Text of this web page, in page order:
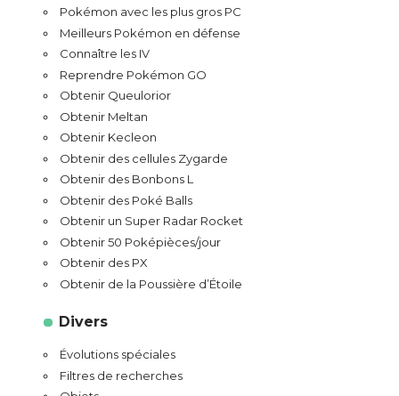
Pokémon avec les plus gros PC
Meilleurs Pokémon en défense
Connaître les IV
Reprendre Pokémon GO
Obtenir Queulorior
Obtenir Meltan
Obtenir Kecleon
Obtenir des cellules Zygarde
Obtenir des Bonbons L
Obtenir des Poké Balls
Obtenir un Super Radar Rocket
Obtenir 50 Poképièces/jour
Obtenir des PX
Obtenir de la Poussière d’Étoile
Divers
Évolutions spéciales
Filtres de recherches